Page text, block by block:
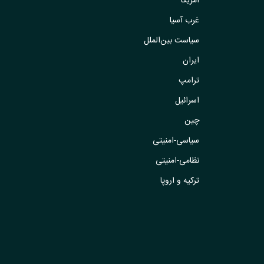
غرب آسیا
سیاست بین‌الملل
ایران
ترامپ
اسرائیل
چین
سیاسی-امنیتی
نظامی-امنیتی
ترکیه و اروپا